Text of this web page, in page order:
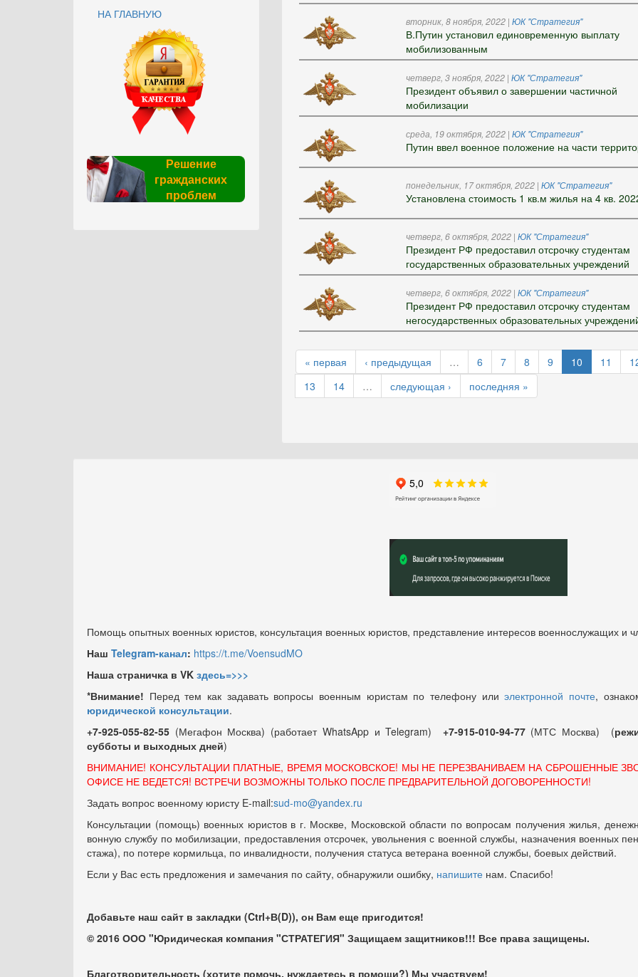
НА ГЛАВНУЮ
Решение
гражданских
проблем
вторник, 8 ноября, 2022| ЮК "Стратегия"
В.Путин установил единовременную выплату
мобилизованным
четверг, 3 ноября, 2022| ЮК "Стратегия"
Президент объявил о завершении частичной
мобилизации
среда, 19 октября, 2022| ЮК "Стратегия"
Путин ввел военное положение на части
понедельник, 17 октября, 2022| ЮК "Стратегия"
Установлена стоимость 1 кв.м жилья на 4 кв.
четверг, 6 октября, 2022| ЮК "Стратегия"
Президент РФ предоставил отсрочку студентам
государственных образовательных учреждений
четверг, 6 октября, 2022| ЮК "Стратегия"
Президент РФ предоставил отсрочку студентам
негосударственных образовательных
« первая ‹ предыдущая … 6 7 8 9 10 11
13
14 … следующая › последняя »
Помощь опытных военных юристов, консультация военных юристов, представление интересов военнослужащих и
Наш Telegram-канал: https://t.me/VoensudMO
Наша страничка в VK здесь=>>>
*Внимание! Перед тем как задавать вопросы военным юристам по телефону илиэлектронной почте,
юридической консультации.
+7-925-055-82-55 (Мегафон Москва) (работает WhatsApp и Telegram) +7-915-010-94-77 (МТС Москва) (
субботы и выходных дней)
ВНИМАНИЕ! КОНСУЛЬТАЦИИ ПЛАТНЫЕ, ВРЕМЯ МОСКОВСКОЕ! МЫ НЕ ПЕРЕЗВАНИВАЕМ НА СБРОШЕННЫЕ
ОФИСЕ НЕ ВЕДЕТСЯ! ВСТРЕЧИ ВОЗМОЖНЫ ТОЛЬКО ПОСЛЕ ПРЕДВАРИТЕЛЬНОЙ ДОГОВОРЕННОСТИ!
Задать вопрос военному юристу E-mail:sud-mo@yandex.ru
Консультации (помощь) военных юристов в г. Москве, Московской области по вопросам получения жилья,
вонную службу по мобилизации, предоставления отсрочек, увольнения с военной службы, назначения военных
стажа), по потере кормильца, по инвалидности, получения статуса ветерана военной службы, боевых действий.
Если у Вас есть предложения и замечания по сайту, обнаружили ошибку, напишите нам. Спасибо!
Добавьте наш сайт в закладки (Ctrl+В(D)), он Вам еще пригодится!
© 2016 ООО "Юридическая компания "СТРАТЕГИЯ" Защищаем защитников!!! Все права защищены.
Благотворительность (хотите помочь, нуждаетесь в помощи?) Мы участвуем!